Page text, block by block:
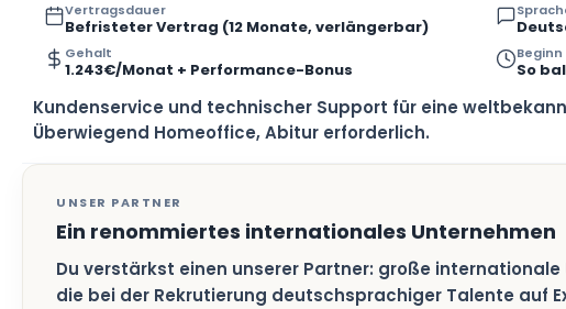
Vertragsdauer
Befristeter Vertrag (12 Monate, verlängerbar)
Gehalt
1.243€/Monat + Performance-Bonus
Beginn
So
Kundenservice und technischer Support für eine
Überwiegend Homeoffice, Abitur erforderlich.
UNSER PARTNER
Ein renommiertes internationales Unternehmen
Du verstärkst einen unserer Partner: große
die bei der Rekrutierung deutschsprachiger Talente auf